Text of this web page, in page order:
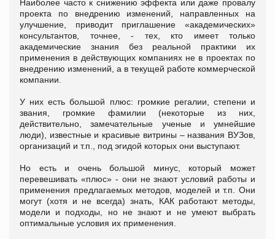
Наиболее часто к снижению эффекта или даже провалу
проекта по внедрению изменений, направленных на
улучшение, приводит приглашение «академических»
консультантов, точнее, - тех, кто имеет только
академические знания без реальной практики их
применения в действующих компаниях не в проектах по
внедрению изменений, а в текущей работе коммерческой
компании.
У них есть большой плюс: громкие регалии, степени и
звания, громкие фамилии (некоторые из них,
действительно, замечательные ученые и умнейшие
люди), известные и красивые витрины – названия ВУЗов,
организаций и т.п., под эгидой которых они выступают.
Но есть и очень большой минус, который может
перевешивать «плюс» - они не знают условий работы и
применения предлагаемых методов, моделей и т.п. Они
могут (хотя и не всегда) знать, КАК работают методы,
модели и подходы, но не знают и не умеют выбрать
оптимальные условия их применения.